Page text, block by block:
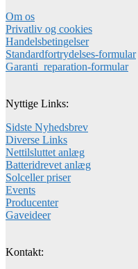
Om os
Privatliv og cookies
Handelsbetingelser
Standardfortrydelses-formular
Garanti_reparation-formular
Nyttige Links:
Sidste Nyhedsbrev
Diverse Links
Nettilsluttet anlæg
Batteridrevet anlæg
Solceller priser
Events
Producenter
Gaveideer
Kontakt: